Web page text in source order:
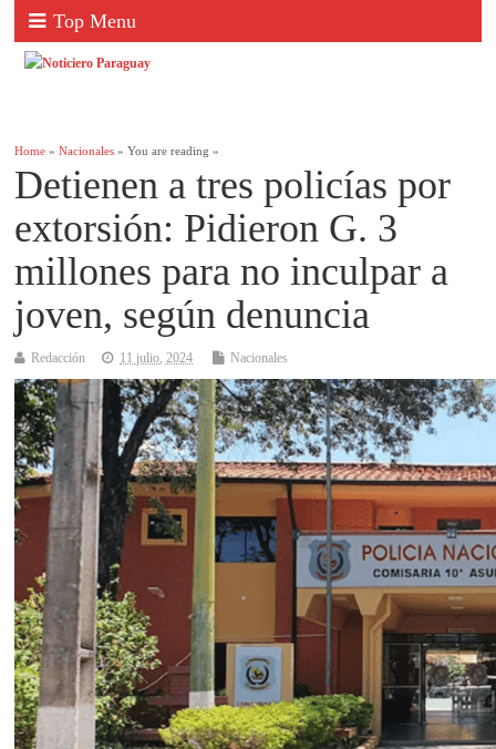
Top Menu
Home »Nacionales » You are reading »
Detienen a tres policías por
extorsión: Pidieron G. 3
millones para no inculpar a
joven, según denuncia
Redacción 11 julio, 2024 Nacionales